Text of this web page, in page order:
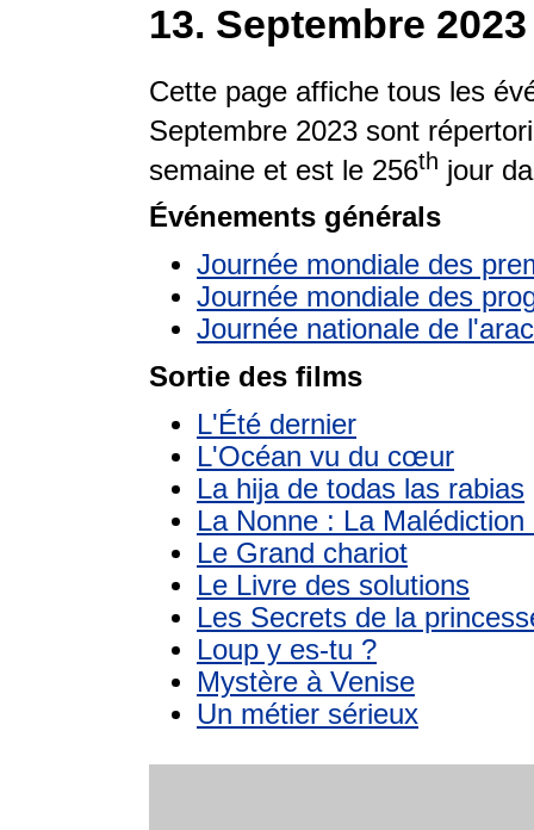
13. Septembre 2023
Cette page affiche tous les
Septembre 2023 sont
semaine et est le 256th jour
Événements générals
Journée mondiale des
Journée mondiale des
Journée nationale de
Sortie des films
L'Été dernier
L'Océan vu du cœur
La hija de todas las rabias
La Nonne : La
Le Grand chariot
Le Livre des solutions
Les Secrets de la
Loup y es-tu ?
Mystère à Venise
Un métier sérieux